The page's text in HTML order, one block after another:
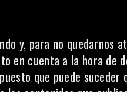
y, para no quedarnos
en cuenta a la hora de
que puede suceder